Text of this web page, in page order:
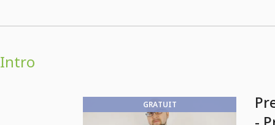
Intro
GRATUIT